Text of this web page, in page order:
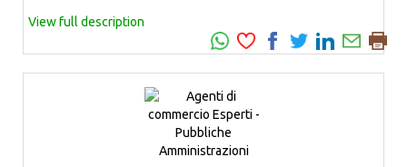
View full description